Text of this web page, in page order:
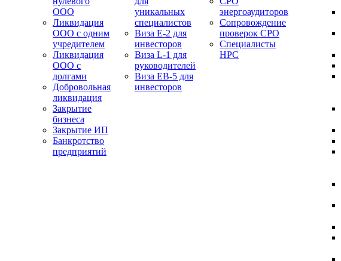
ООО
Ликвидация
ООО с одним
учредителем
Ликвидация
ООО с
долгами
Добровольная
ликвидация
Закрытие
бизнеса
Закрытие ИП
Банкротство
предприятий
уникальных
специалистов
Виза E-2 для
инвесторов
Виза L-1 для
руководителей
Виза EB-5 для
инвесторов
энергоаудиторов
Сопровождение
проверок СРО
Специалисты
НРС